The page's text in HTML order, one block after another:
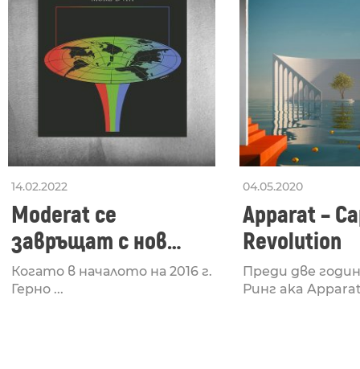
14.02.2022
Moderat се
завръщат с нов
албум MORE D4TA
Когато в началото на 2016 г.
Герно ...
04.05.2020
Apparat –
Revolution
Преди две
Ринг aka